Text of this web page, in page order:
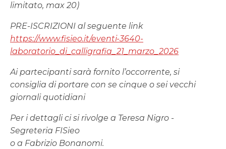
limitato, max 20)
PRE-ISCRIZIONI al seguente link
https://www.fisieo.it/eventi-3640-
laboratorio_di_calligrafia_21_marzo_2026
Ai partecipanti sarà fornito l’occorrente, si
consiglia di portare con se cinque o sei vecchi
giornali quotidiani
Per i dettagli ci si rivolge a Teresa Nigro -
Segreteria FISieo
o a Fabrizio Bonanomi.